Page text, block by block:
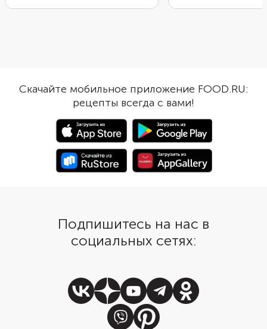
приготовления и минимального
яйцами. Получается
одновременно сладковатый,
соленый и пикантный вкус.
вкуснее. Мелко
подать завтрак на
Скачайте мобильное приложение FOOD.RU:
рецепты всегда с вами!
Подпишитесь на нас в
социальных сетях: